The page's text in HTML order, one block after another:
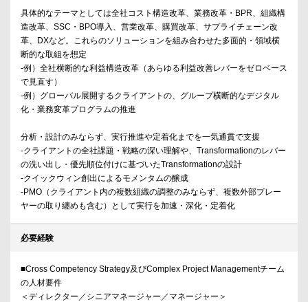
具体的なテーマとしては全社コスト構造改革、業務改革・BPR、組織構
造改革、SSC・BPO導入、営業改革、購買改革、サプライチェーン改
革、DXなど。これらのソリューションを組み合わせた多面的・領域横
断的な取組を想定
-例）全社横断的な利益構造改革（あらゆる利益改善レバーをゼロベース
で見直す）
-例）グローバル展開するクライアントの、グループ横断的なデジタル
化・業務変革プログラムの推進
分析・設計のみならず、実行推進や定着化までを一気通貫で支援
-クライアントの全社課題・戦略の深い理解や、Transformationのレバー
の洗い出し・優先順位付けに基づいたTransformationの設計
-クイックウィン創出によるモメンタムの醸成
-PMO（クライアント内の複数組織の調整のみならず、複数外部プレー
ヤーの取り纏めも含む）として実行を加速・深化・定着化
必要経験
■Cross Competency Strategy及びComplex Project Managementチーム
の人材要件
＜ディレクター／シニアマネージャー／マネージャー＞